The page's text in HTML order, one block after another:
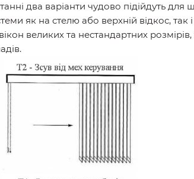
два варіанти чудово підійдуть
як на стелю або верхній відкос, так
великих та нестандартних